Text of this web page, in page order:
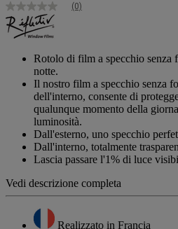
Nessuna
valutazione
Stesso
pagina.
(0)
Rotolo di film a specchio senza
notte.
Il nostro film a specchio senza
dell'interno, consente di
qualunque momento della
luminosità.
Dall'esterno, uno specchio
Dall'interno, totalmente
Lascia passare l'1% di luce
Vedi descrizione completa
Realizzato in Francia